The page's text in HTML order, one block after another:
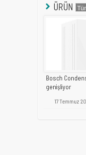
ÜRÜN
Bosch
genişliyor
17 Temmuz